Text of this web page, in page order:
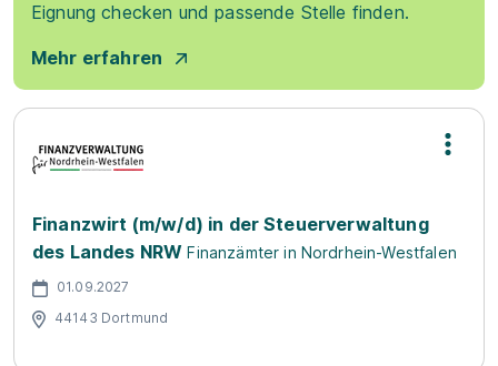
Eignung checken und passende Stelle finden.
Mehr erfahren
Finanzwirt (m/w/d) in der Steuerverwaltung
des Landes NRW Finanzämter in Nordrhein-Westfalen
01.09.2027
44143 Dortmund